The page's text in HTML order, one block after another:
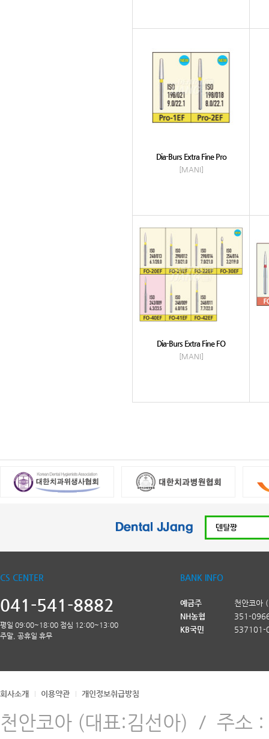
Dia-Burs Extra Fine Pro
[MANI]
Dia-Burs Extra Fine FO
[MANI]
CS CENTER
041-541-8882
평일 09:00~18:00 점심 12:00~13:00
주말, 공휴일 휴무
BANK INFO
예금주
천안코아
NH농협
351-
KB국민
537101-
회사소개 이용약관 개인정보취급방침
천안코아 (대표:김선아) / 주소